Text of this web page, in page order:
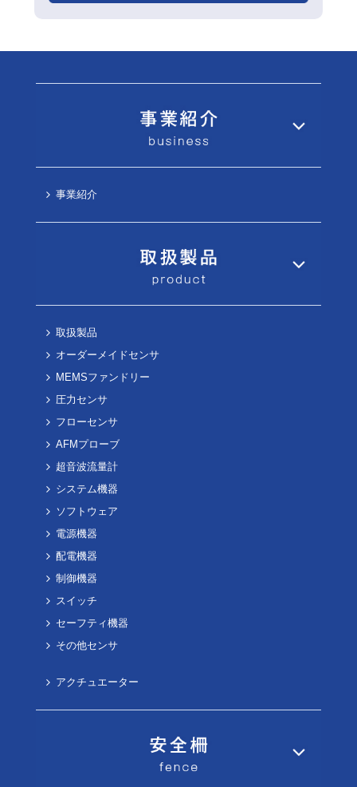
事業紹介
取扱製品
オーダーメイドセンサ
MEMSファンドリー
圧力センサ
フローセンサ
AFMプローブ
超音波流量計
システム機器
ソフトウェア
電源機器
配電機器
制御機器
スイッチ
セーフティ機器
その他センサ
アクチュエーター